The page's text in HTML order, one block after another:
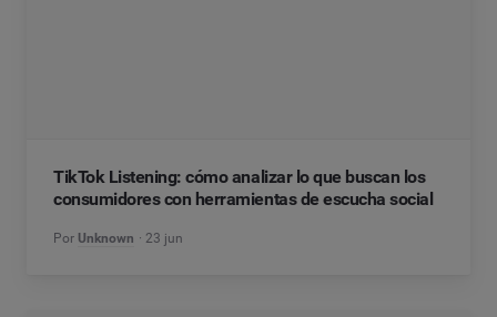
TikTok Listening: cómo analizar lo que buscan los
consumidores con herramientas de escucha social
Por Unknown 23 jun